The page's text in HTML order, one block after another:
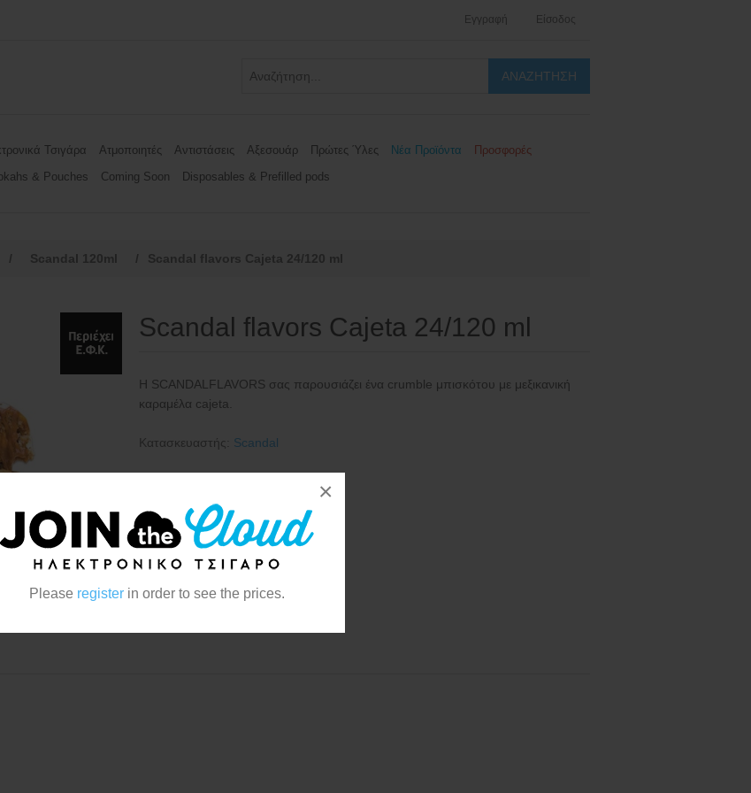
Please registerin order to see the prices.
×
Εγγραφή Είσοδος
Τσιγάρα Ατμοποιητές Αντιστάσεις Αξεσουάρ Πρώτες Ύλες Νέα Προϊόντα
Προσφορές
& Pouches
Coming Soon Disposables & Prefilled pods
/ Scandal 120ml / Scandal flavors Cajeta 24/120 ml
Scandal flavors Cajeta 24/120 ml
Η SCANDALFLAVORS σας παρουσιάζει ένα crumble μπισκότου με μεξικανική
καραμέλα cajeta.
Κατασκευαστής: Scandal